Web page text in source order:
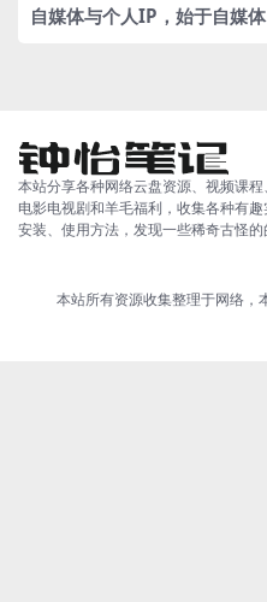
自媒体与个人IP，始于自媒
本站分享各种网络云盘资源、视频课
电影电视剧和羊毛福利，收集各种有趣
安装、使用方法，发现一些稀奇古怪的
本站所有资源收集整理于网络，